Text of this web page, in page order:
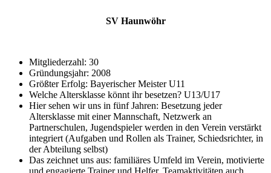
SV Haunwöhr
Mitgliederzahl: 30
Gründungsjahr: 2008
Größter Erfolg: Bayerischer Meister U11
Welche Altersklasse könnt ihr besetzen? U13/U17
Hier sehen wir uns in fünf Jahren: Besetzung jeder
Altersklasse mit einer Mannschaft, Netzwerk an
Partnerschulen, Jugendspieler werden in den Verein verstärkt
integriert (Aufgaben und Rollen als Trainer, Schiedsrichter, in
der Abteilung selbst)
Das zeichnet uns aus: familiäres Umfeld im Verein, motivierte